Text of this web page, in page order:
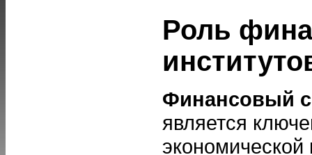
Роль
Финансовый
является